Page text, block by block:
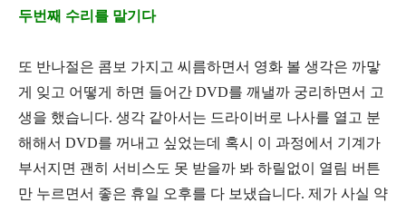
두번째 수리를 맡기다
또 반나절은 콤보 가지고 씨름하면서 영화 볼 생각은 까맣
게 잊고 어떻게 하면 들어간 DVD를 깨낼까 궁리하면서 고
생을 했습니다. 생각 같아서는 드라이버로 나사를 열고 분
해해서 DVD를 꺼내고 싶었는데 혹시 이 과정에서 기계가
부서지면 괜히 서비스도 못 받을까 봐 하릴없이 열림 버튼
만 누르면서 좋은 휴일 오후를 다 보냈습니다. 제가 사실 약